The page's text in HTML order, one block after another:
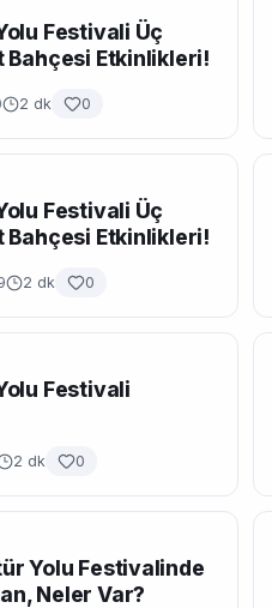
Festivali Üç
Bahçesi Etkinlikleri!
2 dk 0
Festivali Üç
Bahçesi Etkinlikleri!
2 dk 0
Festivali
2 dk 0
Yolu Festivalinde
Neler Var?